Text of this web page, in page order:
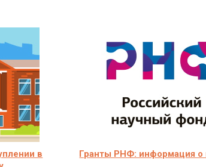
в
Гранты РНФ: информация о